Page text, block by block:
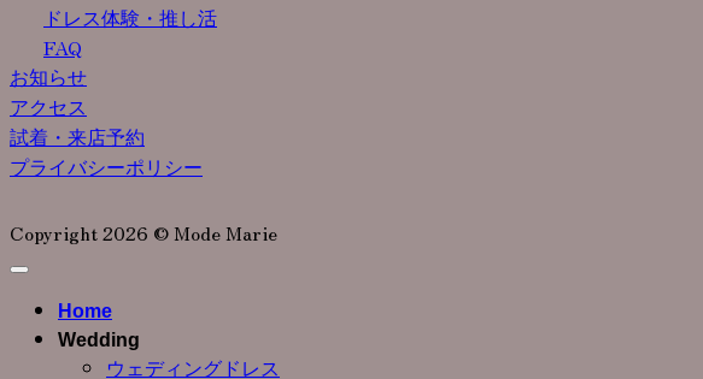
ドレス体験・推し活
FAQ
お知らせ
アクセス
試着・来店予約
プライバシーポリシー
Copyright 2026 © Mode Marie
Home
Wedding
ウェディングドレス